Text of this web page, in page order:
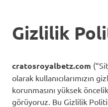
Gizlilik
cratosroyalbetz.com
olarak kullanıcılarımızın
korunmasını yüksek
görüyoruz. Bu Gizlilik